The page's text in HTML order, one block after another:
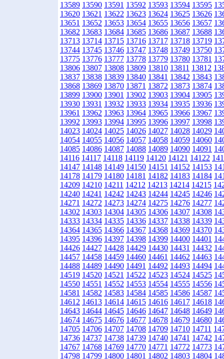
13589 13590 13591 13592 13593 13594 13595
13620 13621 13622 13623 13624 13625 13626
13651 13652 13653 13654 13655 13656 13657
13682 13683 13684 13685 13686 13687 13688
13713 13714 13715 13716 13717 13718 13719
13744 13745 13746 13747 13748 13749 13750
13775 13776 13777 13778 13779 13780 13781
13806 13807 13808 13809 13810 13811 13812
13837 13838 13839 13840 13841 13842 13843
13868 13869 13870 13871 13872 13873 13874
13899 13900 13901 13902 13903 13904 13905
13930 13931 13932 13933 13934 13935 13936
13961 13962 13963 13964 13965 13966 13967
13992 13993 13994 13995 13996 13997 13998
14023 14024 14025 14026 14027 14028 14029
14054 14055 14056 14057 14058 14059 14060
14085 14086 14087 14088 14089 14090 14091
14116 14117 14118 14119 14120 14121 14122
14147 14148 14149 14150 14151 14152 14153
14178 14179 14180 14181 14182 14183 14184
14209 14210 14211 14212 14213 14214 14215
14240 14241 14242 14243 14244 14245 14246
14271 14272 14273 14274 14275 14276 14277
14302 14303 14304 14305 14306 14307 14308
14333 14334 14335 14336 14337 14338 14339
14364 14365 14366 14367 14368 14369 14370
14395 14396 14397 14398 14399 14400 14401
14426 14427 14428 14429 14430 14431 14432
14457 14458 14459 14460 14461 14462 14463
14488 14489 14490 14491 14492 14493 14494
14519 14520 14521 14522 14523 14524 14525
14550 14551 14552 14553 14554 14555 14556
14581 14582 14583 14584 14585 14586 14587
14612 14613 14614 14615 14616 14617 14618
14643 14644 14645 14646 14647 14648 14649
14674 14675 14676 14677 14678 14679 14680
14705 14706 14707 14708 14709 14710 14711
14736 14737 14738 14739 14740 14741 14742
14767 14768 14769 14770 14771 14772 14773
14798 14799 14800 14801 14802 14803 14804